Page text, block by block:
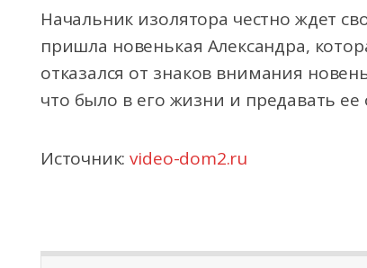
Начальник изолятора честно ждет
пришла новенькая Александра,
отказался от знаков внимания
что было в его жизни и предавать
Источник:video-dom2.ru